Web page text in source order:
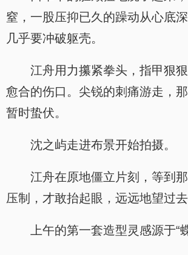
窒，一股压抑已久的躁动从心底
几乎要冲破躯壳。
江舟用力攥紧拳头，指甲狠
愈合的伤口。尖锐的刺痛游走，
暂时蛰伏。
沈之屿走进布景开始拍摄。
江舟在原地僵立片刻，等到
压制，才敢抬起眼，远远地望过去
上午的第一套造型灵感源于“蝶